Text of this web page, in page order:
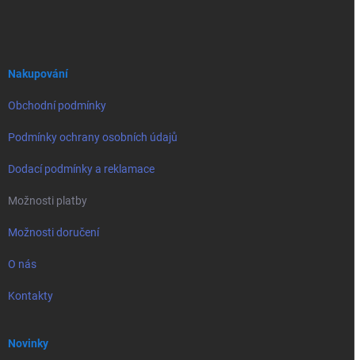
Nakupování
Obchodní podmínky
Podmínky ochrany osobních údajů
Dodací podmínky a reklamace
Možnosti platby
Možnosti doručení
O nás
Kontakty
Novinky